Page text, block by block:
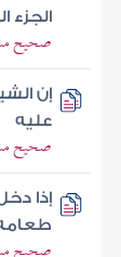
الجزء
صحيح
إن
عليه
صحيح
إذا